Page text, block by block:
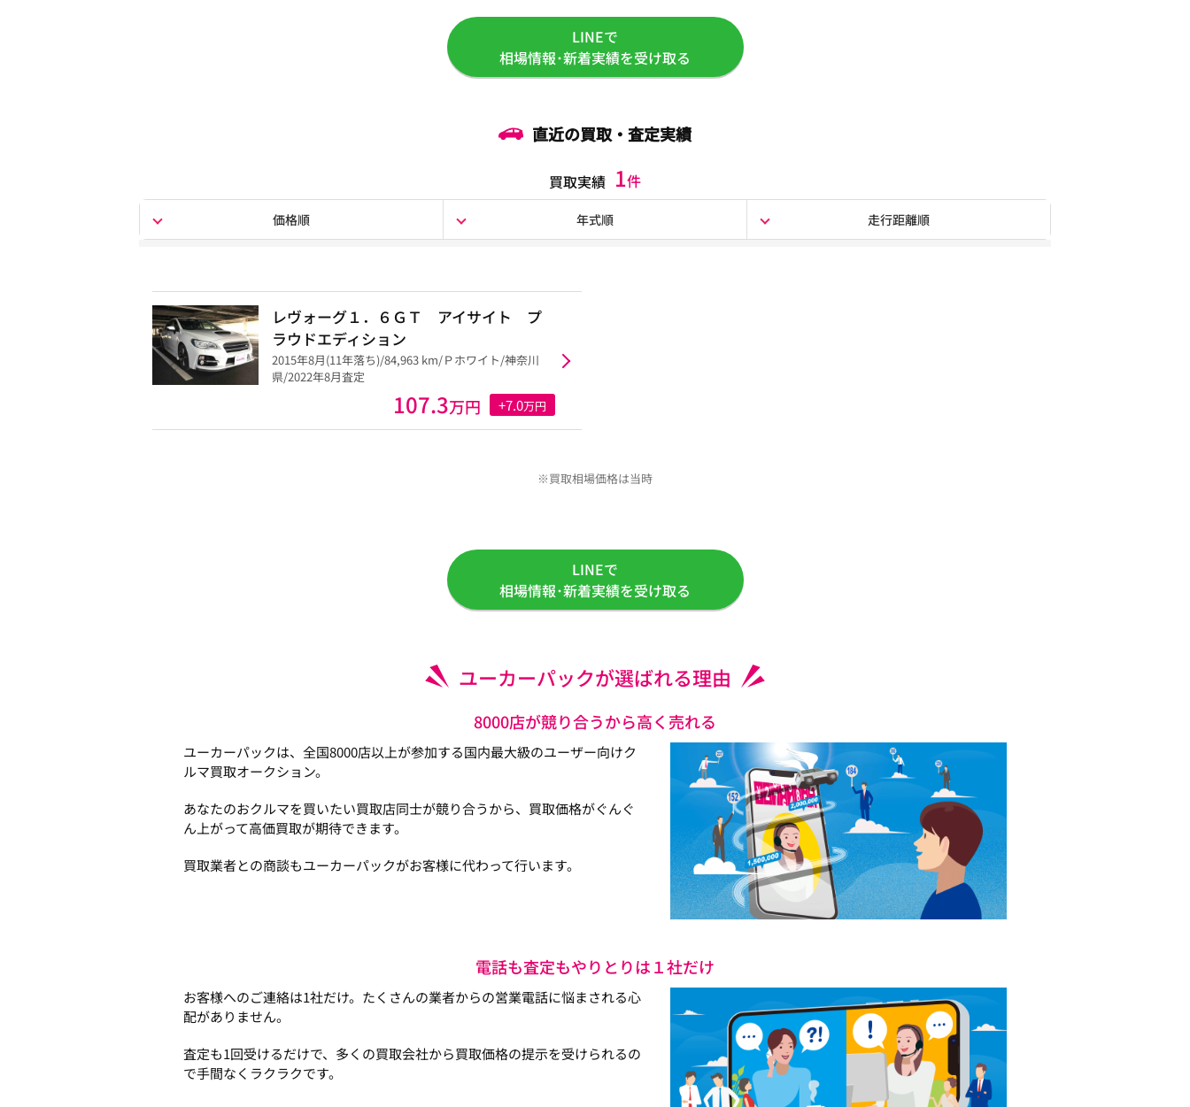
LINEで
相場情報･新着実績を受け取る
直近の買取・査定実績
買取実績 1件
価格順 年式順 走行距離順
レヴォーグ１．６ＧＴ アイサイト プ
ラウドエディション
2015年8月(11年落ち)/84,963 km/Ｐホワイト/神奈川
県/2022年8月査定
107.3万円 +7.0万円
※買取相場価格は当時
LINEで
相場情報･新着実績を受け取る
ユーカーパックが選ばれる理由
8000店が競り合うから高く売れる
ユーカーパックは、全国8000店以上が参加する国内最大級のユーザー向けク
ルマ買取オークション。
あなたのおクルマを買いたい買取店同士が競り合うから、買取価格がぐんぐ
ん上がって高価買取が期待できます。
買取業者との商談もユーカーパックがお客様に代わって行います。
電話も査定もやりとりは１社だけ
お客様へのご連絡は1社だけ。たくさんの業者からの営業電話に悩まされる心
配がありません。
査定も1回受けるだけで、多くの買取会社から買取価格の提示を受けられるの
で手間なくラクラクです。